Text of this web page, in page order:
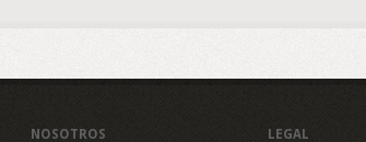
NOSOTROS LEGAL